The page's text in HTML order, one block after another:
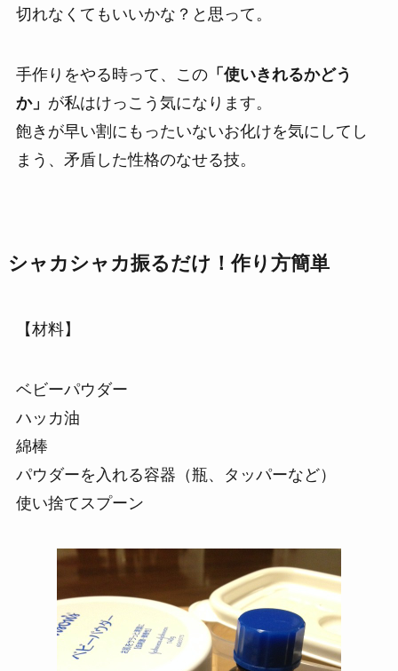
切れなくてもいいかな？と思って。
手作りをやる時って、この「使いきれるかどう
か」 が私はけっこう気になります。
飽きが早い割にもったいないお化けを気にしてし
まう、矛盾した性格のなせる技。
シャカシャカ振るだけ！作り方簡単
【材料】
ベビーパウダー
ハッカ油
綿棒
パウダーを入れる容器（瓶、タッパーなど）
使い捨てスプーン